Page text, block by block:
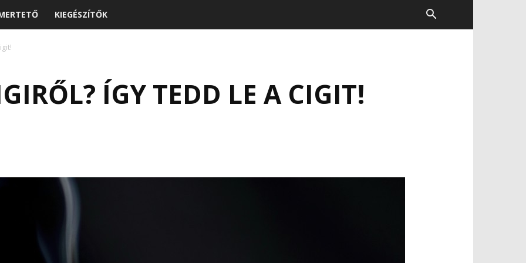
KIEGÉSZÍTŐK
ÍGY TEDD LE A CIGIT!